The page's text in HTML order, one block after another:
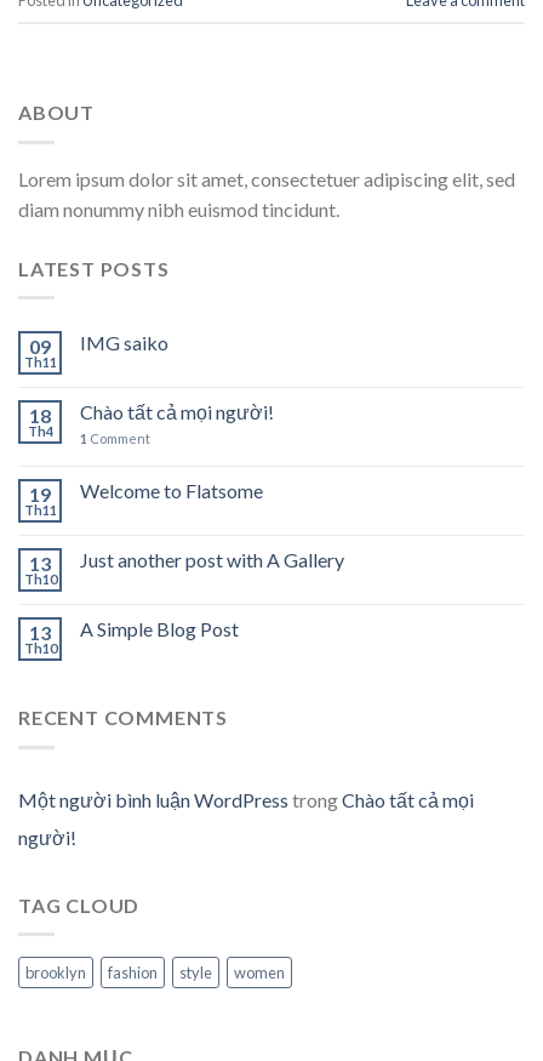
ABOUT
Lorem ipsum dolor sit amet, consectetuer adipiscing elit, sed
diam nonummy nibh euismod tincidunt.
LATEST POSTS
09
Th11
IMG saiko
18
Th4
Chào tất cả mọi người!
1 Comment
19
Th11
Welcome to Flatsome
13
Th10
Just another post with A Gallery
13
Th10
A Simple Blog Post
RECENT COMMENTS
Một người bình luận WordPress trongChào tất cả mọi
người!
TAG CLOUD
brooklyn fashion style women